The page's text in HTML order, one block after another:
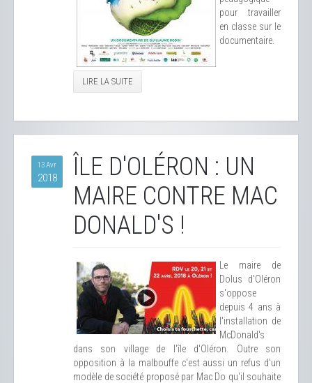
pour travailler
en classe sur le
documentaire.
LIRE LA SUITE
13 Avr
2018
ÎLE D'OLÉRON : UN
MAIRE CONTRE MAC
DONALD'S !
Le maire de
Dolus d'Oléron
s'oppose
depuis 4 ans à
l'installation de
McDonald's
dans son village de l'île d'Oléron. Outre son
opposition à la malbouffe c'est aussi un refus d'un
modèle de société proposé par Mac Do qu'il souhaite